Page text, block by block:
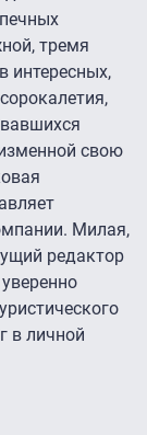
тремя
интересных,
свою
Милая,
редактор
в личной